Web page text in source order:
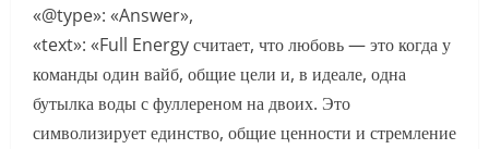
«@type»: «Answer»,
«text»: «Full Energy считает, что любовь — это когда у
команды один вайб, общие цели и, в идеале, одна
бутылка воды с фуллереном на двоих. Это
символизирует единство, общие ценности и стремление